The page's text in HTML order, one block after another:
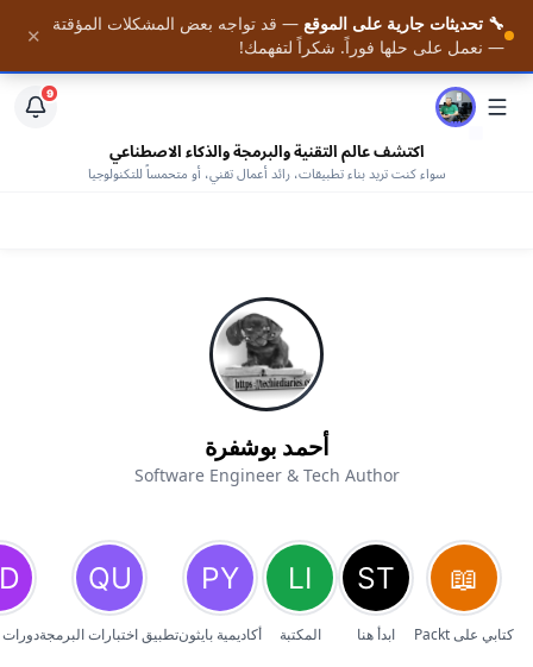
📚 احصل على أحدث المقالات فور نشرها — مع وصول كامل
لمكتبتنا من الكتب المجانية —افتح المكتبة
9
اكتشف عالم التقنية والبرمجة والذكاء الاصطناعي
سواء كنت تريد بناء تطبيقات، رائد أعمال تقني، أو متحمساً للتكنولوجيا
AHMED BOUCHEFRA
الرئيسية
أحمد بوشفرة
Software Engineer & Tech Author
كتابي على Packt ابدأ هنا المكتبة أكاديمية بايثونتطبيق اختبارات البرمجةدورات
🔧 تحديثات جارية على الموقع — قد تواجه بعض المشكلات المؤقتة
— نعمل على حلها فوراً. شكراً لتفهمك!
✕